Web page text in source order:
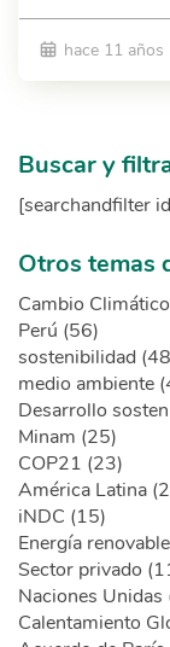
hace 11 años
Buscar y
[searchandfilter
Otros temas
Cambio
Perú (56)
sostenibilidad
medio ambiente
Desarrollo
Minam (25)
COP21 (23)
América Latina
iNDC (15)
Energía
Sector privado
Naciones Unidas
Calentamiento